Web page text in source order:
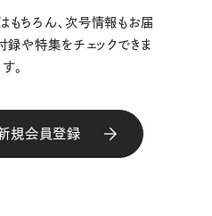
もちろん、次号情報もお届
録や特集をチェックできま
す。
規会員登録